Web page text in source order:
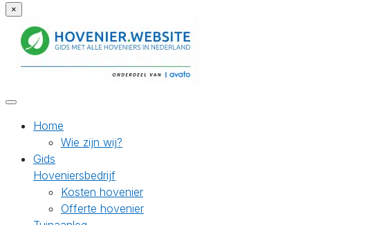
×
Home
Wie zijn wij?
Gids
Hoveniersbedrijf
Kosten hovenier
Offerte hovenier